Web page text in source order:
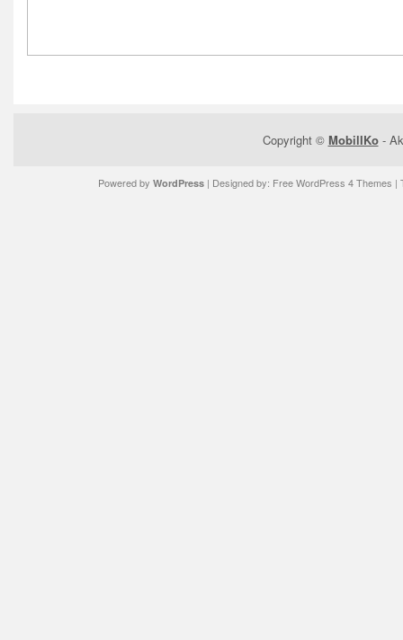
Copyright © MobilIKo-
Powered by WordPress| Designed by: Free WordPress 4 Themes |